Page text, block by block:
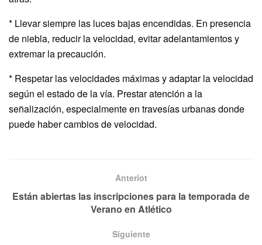
* Llevar siempre las luces bajas encendidas. En presencia
de niebla, reducir la velocidad, evitar adelantamientos y
extremar la precaución.
* ⁠Respetar las velocidades máximas y adaptar la velocidad
según el estado de la vía. Prestar atención a la
señalización, especialmente en travesías urbanas donde
puede haber cambios de velocidad.
Anteriot
Están abiertas las inscripciones para la temporada de
Verano en Atlético
Siguiente